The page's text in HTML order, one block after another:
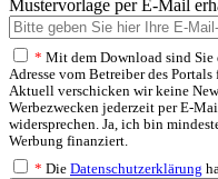
Mustervorlage per E-Mail
* Mit dem Download sind Sie
Adresse vom Betreiber des
Aktuell verschicken wir keine
Werbezwecken jederzeit per E-
widersprechen. Ja, ich bin
Werbung finanziert.
* Die Datenschutzerklärung